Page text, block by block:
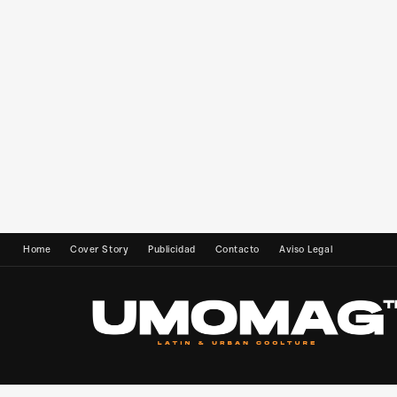
Home Cover Story Publicidad Contacto Aviso Legal